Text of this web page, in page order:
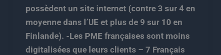
possèdent un site internet (contre 3 sur 4 en
moyenne dans l’UE et plus de 9 sur 10 en
Finlande). -Les PME françaises sont moins
digitalisées que leurs clients – 7 Français